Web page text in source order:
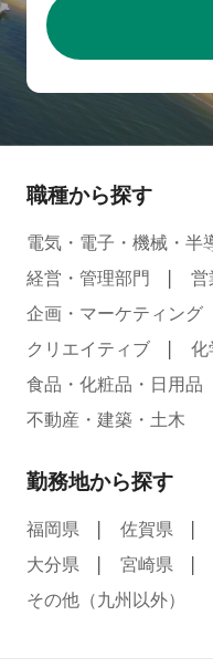
職種から探す
電気・電子・機械・半
経営・管理部門
営
企画・マーケティング
クリエイティブ
化
食品・化粧品・日用品
不動産・建築・土木
勤務地から探す
福岡県 佐賀県
大分県
宮崎県
その他（九州以外）